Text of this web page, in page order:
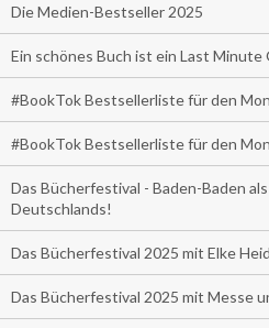
Die Medien-Bestseller 2025
Ein schönes Buch ist ein Last Minute
#BookTok Bestsellerliste für den
#BookTok Bestsellerliste für den
Das Bücherfestival - Baden-Baden
Deutschlands!
Das Bücherfestival 2025 mit Elke
Das Bücherfestival 2025 mit Messe